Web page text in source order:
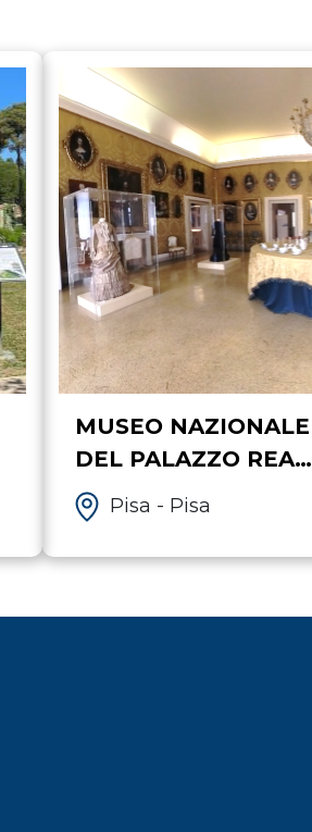
MUSEO NAZIONALE
DEL PALAZZO REALE
DI PISA
Pisa - Pisa